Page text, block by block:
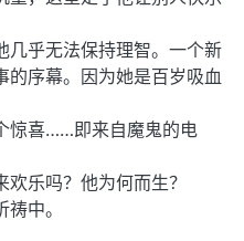
几乎无法保持理智。一个新
的序幕。因为她是百岁吸血
惊喜……即来自魔鬼的电
乐吗？他为何而生？
中。